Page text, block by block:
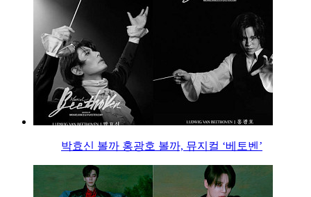
박효신 볼까 홍광호 볼까, 뮤지컬 ‘베토벤’